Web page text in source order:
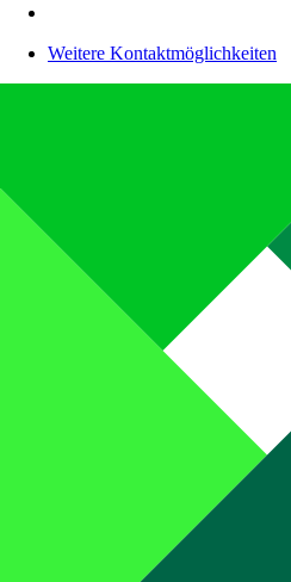
Weitere Kontaktmöglichkeiten